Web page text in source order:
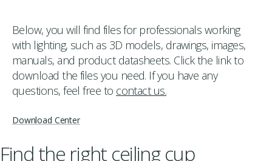
Below, you will find files for professionals working
with lighting, such as 3D models, drawings, images,
manuals, and product datasheets. Click the link to
download the files you need. If you have any
questions, feel free to contact us.
Download Center
Find the right ceiling cup